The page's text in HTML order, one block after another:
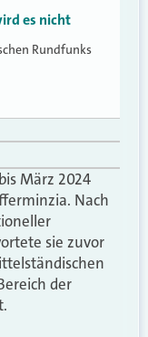
es nicht
Rundfunks
März 2024
Nach
sie zuvor
der